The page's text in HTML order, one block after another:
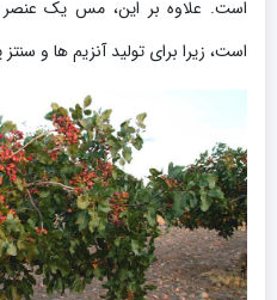
است. علاوه بر این، مس یک
است، زیرا برای تولید آنزیم ها و